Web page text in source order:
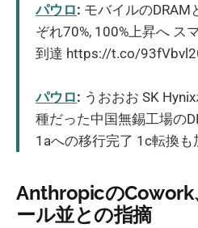
パウロ: モバイルのDRAM
ぞれ70%, 100%上昇へ ス
到達 https://t.co/
パウロ: うおおお SK
種だった中国無錫工場の
1aへの移行完了 1c転換も
AnthropicのCowork
ール並との指摘